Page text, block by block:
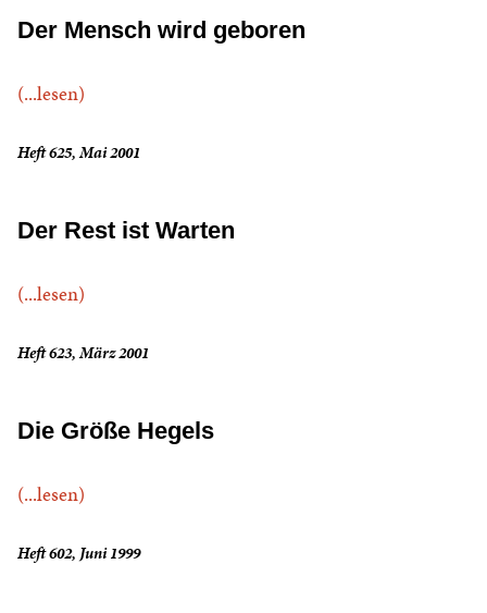
Der Mensch wird geboren
(...lesen)
Heft 625, Mai 2001
Der Rest ist Warten
(...lesen)
Heft 623, März 2001
Die Größe Hegels
(...lesen)
Heft 602, Juni 1999